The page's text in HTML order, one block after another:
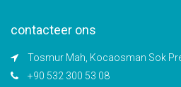
contacteer ons
Tosmur Mah, Kocaosman Sok
+90 532 300 53 08